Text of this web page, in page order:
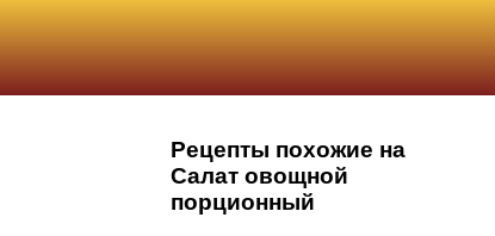
Рецепты похожие на
Салат овощной
порционный